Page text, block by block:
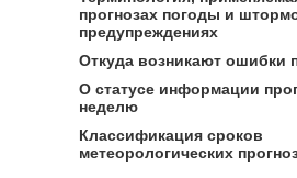
прогнозах погоды и
предупреждениях
Откуда возникают ошибки
О статусе информации
неделю
Классификация сроков
метеорологических